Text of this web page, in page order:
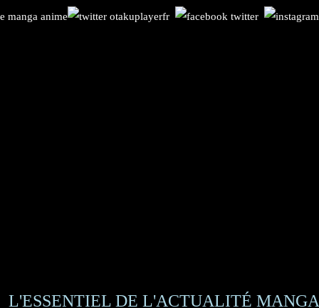
L'ESSENTIEL DE L'ACTUALITÉ